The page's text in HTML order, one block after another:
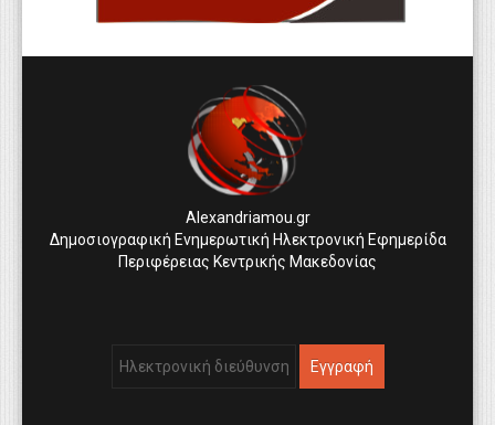
Alexandriamou.gr
Δημοσιογραφική Ενημερωτική Ηλεκτρονική Εφημερίδα
Περιφέρειας Κεντρικής Μακεδονίας